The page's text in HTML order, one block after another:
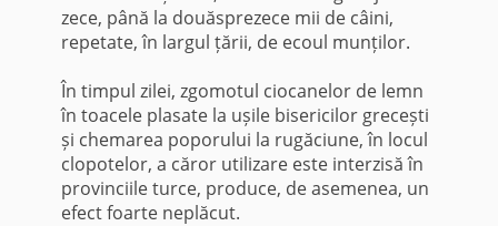
zece, până la douăsprezece mii de câini,
repetate, în largul țării, de ecoul munților.
În timpul zilei, zgomotul ciocanelor de lemn
în toacele plasate la ușile bisericilor grecești
și chemarea poporului la rugăciune, în locul
clopotelor, a căror utilizare este interzisă în
provinciile turce, produce, de asemenea, un
efect foarte neplăcut.